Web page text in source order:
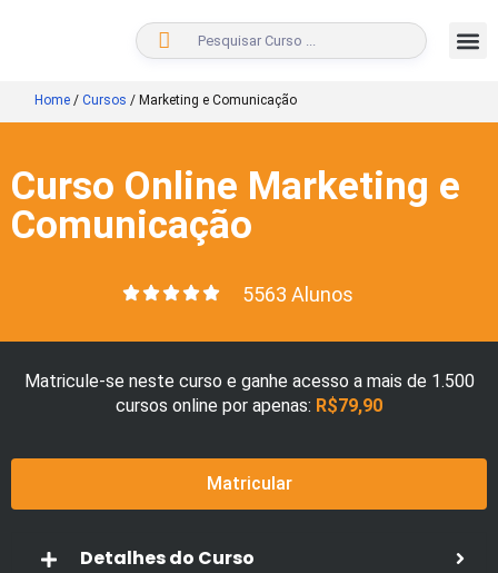
BUSCAR
Home / Cursos / Marketing e Comunicação
Curso Online Marketing e
Comunicação
5563 Alunos
Matricule-se neste curso e ganhe acesso a mais de 1.500
cursos online por apenas: R$79,90
Matricular
Detalhes do Curso